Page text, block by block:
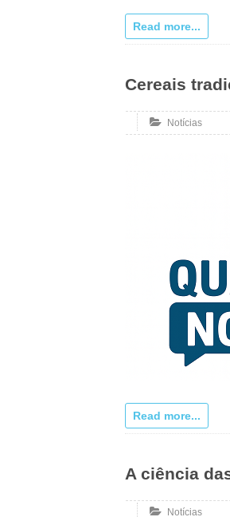
Read more...
Cereais
Notícias
Read more...
A ciência
Notícias